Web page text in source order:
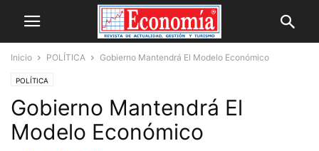
Inicio POLÍTICA Gobierno Mantendrá El Modelo Económico
POLÍTICA
Gobierno Mantendrá El
Modelo Económico